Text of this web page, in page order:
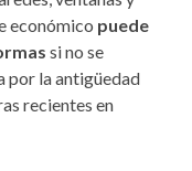
económico puede
si no se
por la antigüedad
recientes en